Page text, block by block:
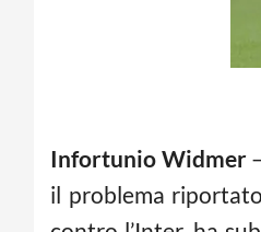
Infortunio Widmer
il problema